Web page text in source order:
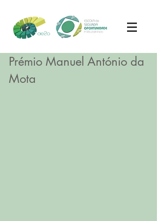
Prémio Manuel António da
Mota